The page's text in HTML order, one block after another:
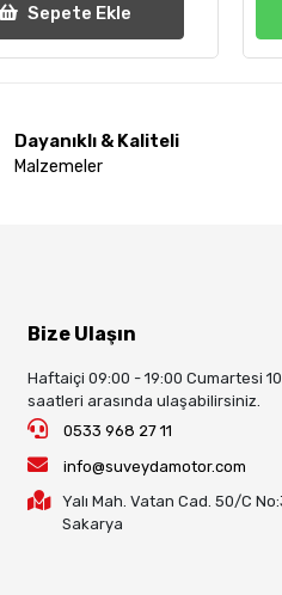
Sepete Ekle
Dayanıklı & Kaliteli
Malzemeler
Bize Ulaşın
Haftaiçi 09:00 - 19:00 Cumartesi
saatleri arasında ulaşabilirsiniz.
0533 968 27 11
info@suveydamotor.com
Yalı Mah. Vatan Cad. 50/C
Sakarya